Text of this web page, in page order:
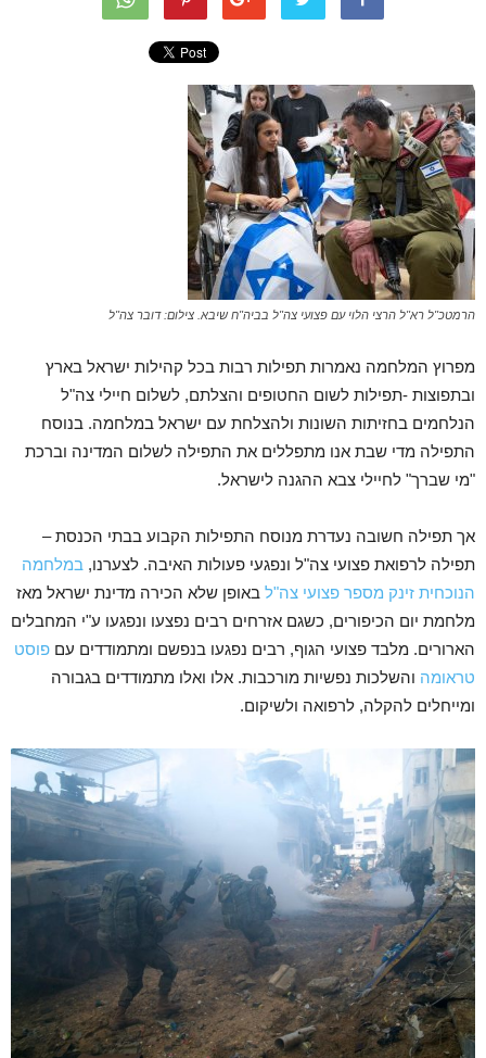
הרמטכ"ל רא"ל הרצי הלוי עם פצועי צה"ל בביה"ח שיבא. צילום: דובר צה"ל
מפרוץ המלחמה נאמרות תפילות רבות בכל קהילות ישראל בארץ
ובתפוצות -תפילות לשום החטופים והצלתם, לשלום חיילי צה"ל
הנלחמים בחזיתות השונות ולהצלחת עם ישראל במלחמה. בנוסח
התפילה מדי שבת אנו מתפללים את התפילה לשלום המדינה וברכת
"מי שברך" לחיילי צבא ההגנה לישראל.
אך תפילה חשובה נעדרת מנוסח התפילות הקבוע בבתי הכנסת –
תפילה לרפואת פצועי צה"ל ונפגעי פעולות האיבה. לצערנו, במלחמה
הנוכחית זינק מספר פצועי צה"ל באופן שלא הכירה מדינת ישראל מאז
מלחמת יום הכיפורים, כשגם אזרחים רבים נפצעו ונפגעו ע"י המחבלים
הארורים. מלבד פצועי הגוף, רבים נפגעו בנפשם ומתמודדים עם פוסט
טראומה והשלכות נפשיות מורכבות. אלו ואלו מתמודדים בגבורה
ומייחלים להקלה, לרפואה ולשיקום.